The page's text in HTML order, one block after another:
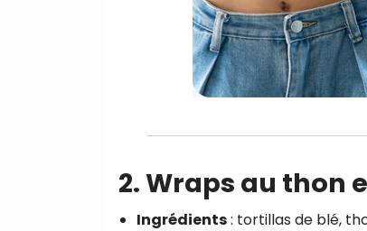
2. Wraps au thon
Ingrédients: tortillas de blé,